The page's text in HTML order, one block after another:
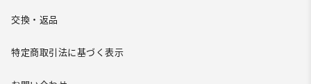
交換・返品
特定商取引法に基づく表示